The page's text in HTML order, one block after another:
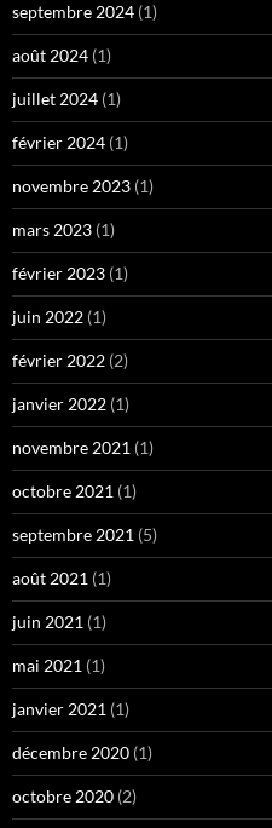
septembre 2024 (1)
août 2024 (1)
juillet 2024 (1)
février 2024 (1)
novembre 2023 (1)
mars 2023 (1)
février 2023 (1)
juin 2022 (1)
février 2022 (2)
janvier 2022 (1)
novembre 2021 (1)
octobre 2021 (1)
septembre 2021 (5)
août 2021 (1)
juin 2021 (1)
mai 2021 (1)
janvier 2021 (1)
décembre 2020 (1)
octobre 2020 (2)